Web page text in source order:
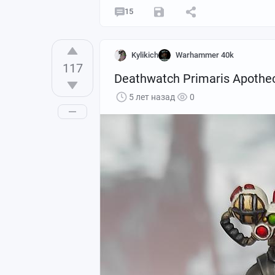
15
117
Kylikich Warhammer 40k
Deathwatch Primaris
5 лет назад 0